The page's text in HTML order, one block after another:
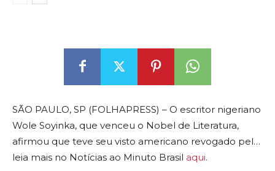
SÃO PAULO, SP (FOLHAPRESS) – O escritor nigeriano
Wole Soyinka, que venceu o Nobel de Literatura,
afirmou que teve seu visto americano revogado pel…
leia mais no Notícias ao Minuto Brasil aqui.